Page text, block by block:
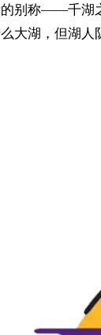
别称——千湖
大湖，但湖人